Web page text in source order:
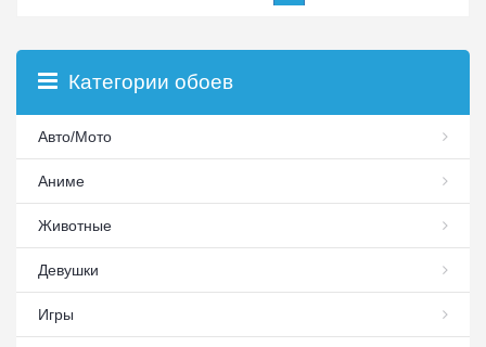
Категории обоев
Авто/Мото
Аниме
Животные
Девушки
Игры